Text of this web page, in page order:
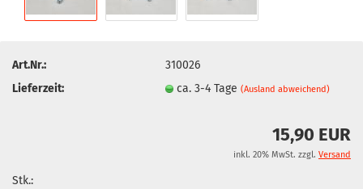
Art.Nr.:
310026
Lieferzeit:
ca. 3-4 Tage(Ausland abweichend)
15,90 EUR
inkl. 20% MwSt. zzgl. Versand
Stk.: